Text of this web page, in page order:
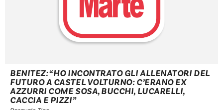
BENITEZ: “HO INCONTRATO GLI ALLENATORI DEL
FUTURO A CASTEL VOLTURNO: C’ERANO EX
AZZURRI COME SOSA, BUCCHI, LUCARELLI,
CACCIA E PIZZI”